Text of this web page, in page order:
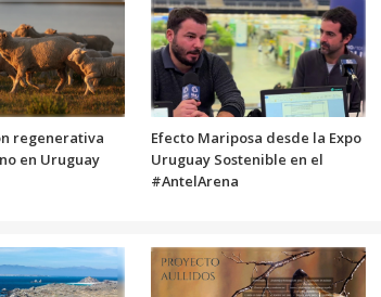
regenerativa
en Uruguay
Efecto Mariposa desde la Expo
Uruguay Sostenible en el
#AntelArena